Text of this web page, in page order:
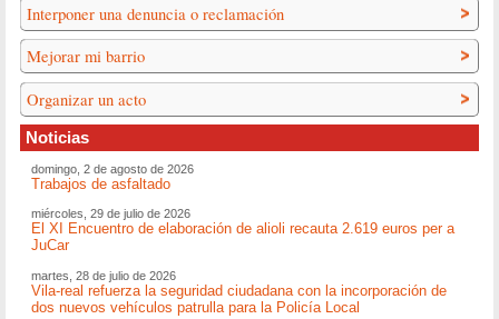
Interponer una denuncia o reclamación
Mejorar mi barrio
Organizar un acto
Noticias
domingo, 2 de agosto de 2026
Trabajos de asfaltado
miércoles, 29 de julio de 2026
El XI Encuentro de elaboración de alioli recauta 2.619 euros per a
JuCar
martes, 28 de julio de 2026
Vila-real refuerza la seguridad ciudadana con la incorporación de
dos nuevos vehículos patrulla para la Policía Local